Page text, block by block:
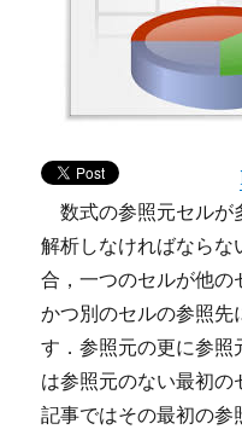
数式の参照元セルが
解析しなければなら
合，一つのセルが他の
かつ別のセルの参照
す．参照元の更に参
は参照元のない最初
記事ではその最初の参